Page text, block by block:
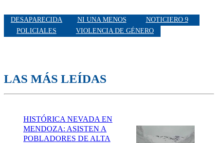
DESAPARECIDA NI UNA MENOS
NOTICIERO 9
POLICIALES
VIOLENCIA DE GÉNERO
LAS MÁS LEÍDAS
HISTÓRICA NEVADA EN
MENDOZA: ASISTEN A
POBLADORES DE ALTA